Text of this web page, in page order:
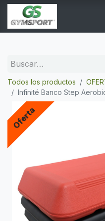
Todos los productos
Infinité Banco Step
Oferta